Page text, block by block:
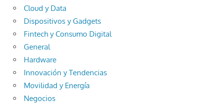
Cloud y Data
Dispositivos y Gadgets
Fintech y Consumo Digital
General
Hardware
Innovación y Tendencias
Movilidad y Energía
Negocios